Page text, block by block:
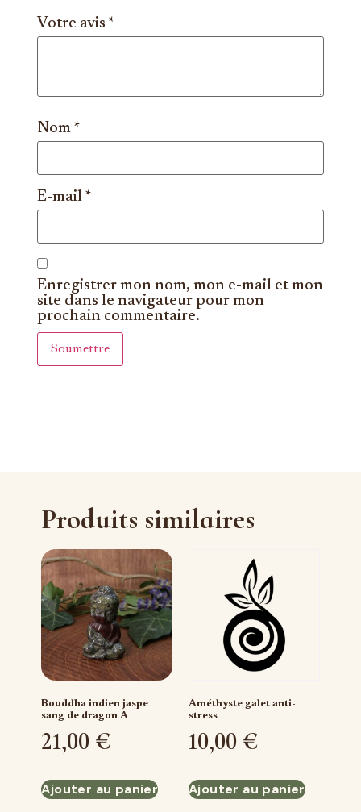
Votre avis *
Nom *
E-mail *
Enregistrer mon nom, mon e-mail et mon
site dans le navigateur pour mon
prochain commentaire.
Produits similaires
Bouddha indien jaspe
sang de dragon A
21,00 €
Ajouter au panier
Améthyste galet anti-
stress
10,00 €
Ajouter au panier